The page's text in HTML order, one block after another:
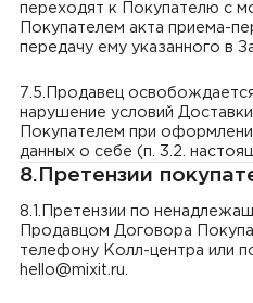
переходят к Покупателю с
Покупателем акта приема-
передачу ему указанного в
7.5.Продавец
нарушение условий
Покупателем при
данных о себе (п. 3.2.
8.Претензии
8.1.Претензии по
Продавцом Договора
телефону Колл-центра или
hello@mixit.ru.